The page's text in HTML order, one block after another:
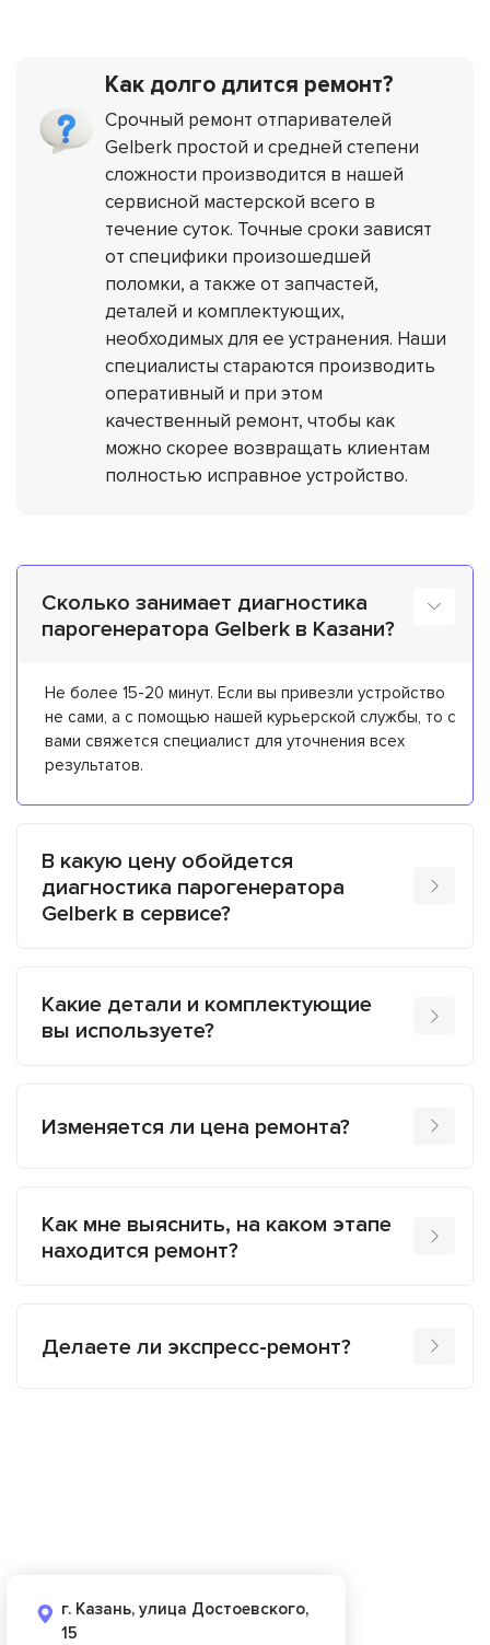
Как долго длится ремонт?
Срочный ремонт отпаривателей
Gelberk простой и средней степени
сложности производится в нашей
сервисной мастерской всего в
течение суток. Точные сроки зависят
от специфики произошедшей
поломки, а также от запчастей,
деталей и комплектующих,
необходимых для ее устранения. Наши
специалисты стараются производить
оперативный и при этом
качественный ремонт, чтобы как
можно скорее возвращать клиентам
полностью исправное устройство.
Сколько занимает диагностика
парогенератора Gelberk в Казани?
Не более 15-20 минут. Если вы привезли устройство
не сами, а с помощью нашей курьерской службы, то с
вами свяжется специалист для уточнения всех
результатов.
В какую цену обойдется
диагностика парогенератора
Gelberk в сервисе?
Какие детали и комплектующие
вы используете?
Изменяется ли цена ремонта?
Как мне выяснить, на каком этапе
находится ремонт?
Делаете ли экспресс-ремонт?
г. Казань, улица Достоевского,
15